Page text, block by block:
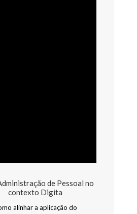
de Pessoal no
contexto Digita
alinhar a aplicação do